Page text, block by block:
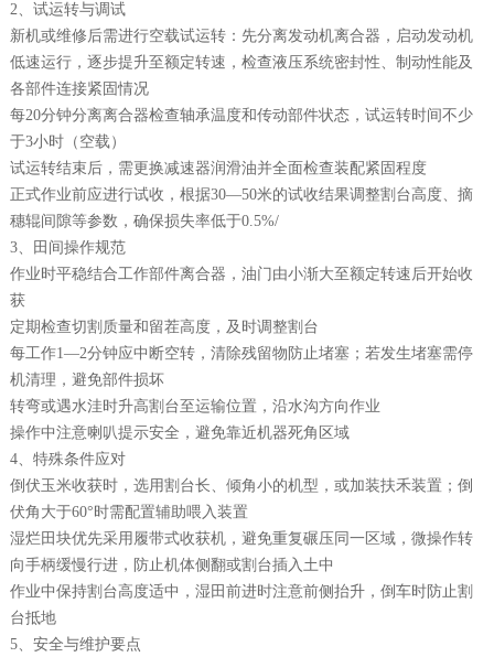
2、试运转与调试‌
新机或维修后需进行空载试运转：先分离发动机离合器，启动发动机
低速运行，逐步提升至额定转速，检查液压系统密封性、制动性能及
各部件连接紧固情况‌
每20分钟分离离合器检查轴承温度和传动部件状态，试运转时间不少
于3小时（空载）‌
试运转结束后，需更换减速器润滑油并全面检查装配紧固程度‌
正式作业前应进行试收，根据30—50米的试收结果调整割台高度、摘
穗辊间隙等参数，确保损失率低于0.5%‌/
3、田间操作规范‌
作业时平稳结合工作部件离合器，油门由小渐大至额定转速后开始收
获‌
定期检查切割质量和留茬高度，及时调整割台‌
每工作1—2分钟应中断空转，清除残留物防止堵塞；若发生堵塞需停
机清理，避免部件损坏‌
转弯或遇水洼时升高割台至运输位置，沿水沟方向作业‌
操作中注意喇叭提示安全，避免靠近机器死角区域‌
‌4、特殊条件应对‌
倒伏玉米收获时，选用割台长、倾角小的机型，或加装扶禾装置；倒
伏角大于60°时需配置辅助喂入装置‌
湿烂田块优先采用履带式收获机，避免重复碾压同一区域，微操作转
向手柄缓慢行进，防止机体侧翻或割台插入土中‌
作业中保持割台高度适中，湿田前进时注意前侧抬升，倒车时防止割
台抵地‌
5、安全与维护要点‌